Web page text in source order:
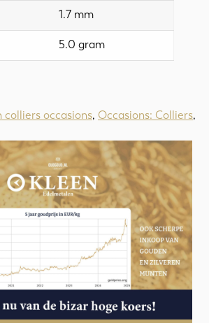
1.7 mm
5.0 gram
colliers occasions, Occasions: Colliers,